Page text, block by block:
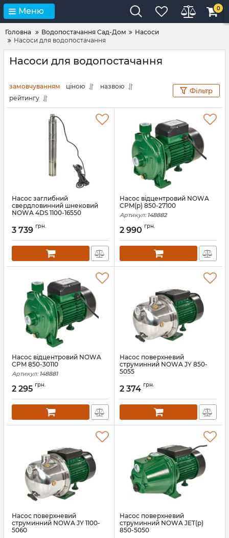
Меню 0
Головна Водопостачання Сад-Дом
Насоси
Насоси для водопостачання
Насоси для водопостачання
замовчуванням ціною
назвою
рейтингу
Фільтр
Насос заглибний
свердловинний шнековий
NOWA 4DS 1100-16550
3 739 грн.
Насос відцентровий NOWA
CPM(p) 850-27100
Артикул: 148882
2 990 грн.
Насос відцентровий NOWA
CPM 850-30110
Артикул: 148881
2 295 грн.
Насос поверхневий
струминний NOWA JY 850-
5055
2 374 грн.
Насос поверхневий
струминний NOWA JY 1100-
5060
Насос поверхневий
струминний NOWA JET(p)
850-5050